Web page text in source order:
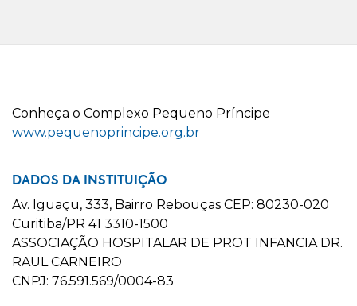
Conheça o Complexo Pequeno Príncipe
www.pequenoprincipe.org.br
DADOS DA INSTITUIÇÃO
Av. Iguaçu, 333, Bairro Rebouças CEP: 80230-020
Curitiba/PR 41 3310-1500
ASSOCIAÇÃO HOSPITALAR DE PROT INFANCIA DR.
RAUL CARNEIRO
CNPJ: 76.591.569/0004-83